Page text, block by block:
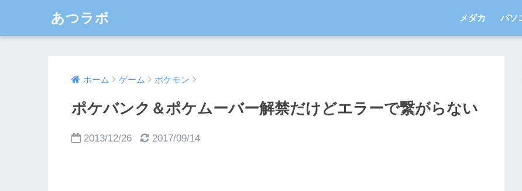
あつラボ メダカ パソ
ホーム ゲーム ポケモン
ポケバンク＆ポケムーバー解禁だけどエラーで繋がらない
2013/12/26 2017/09/14